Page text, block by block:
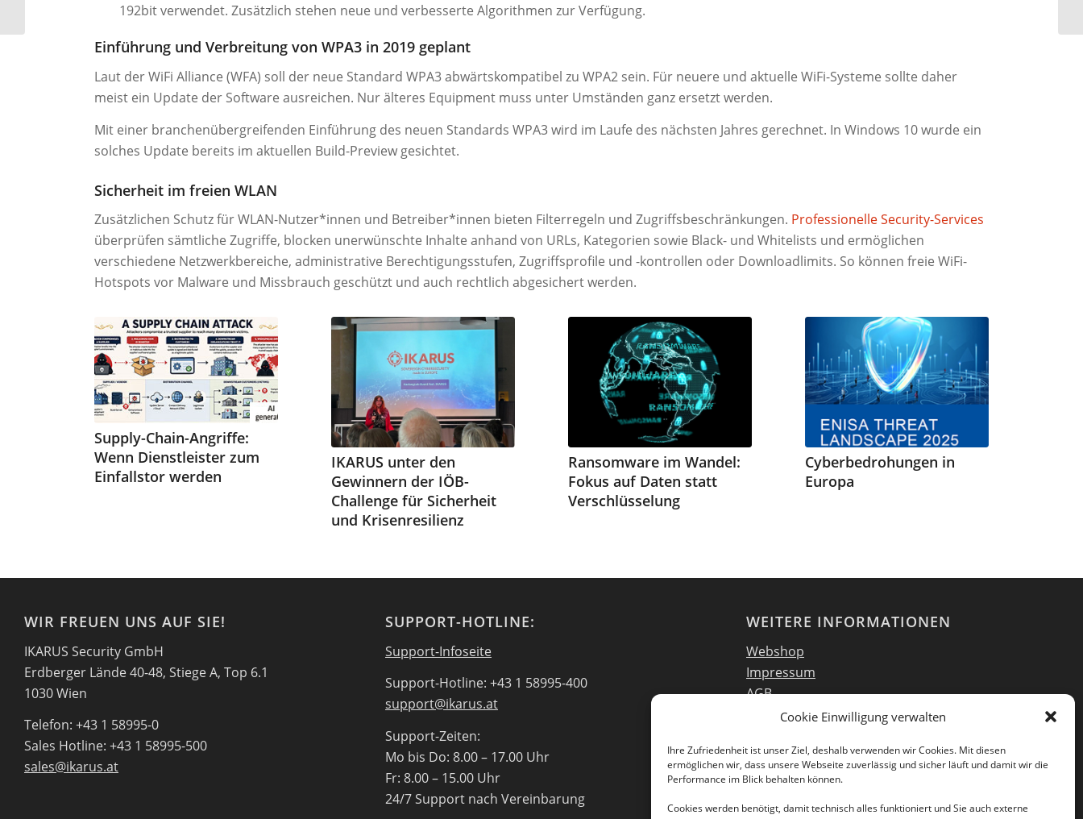
Cookie Einwilligung verwalten
Ihre Zufriedenheit ist unser Ziel, deshalb verwenden wir Cookies. Mit diesen
ermöglichen wir, dass unsere Webseite zuverlässig und sicher läuft und damit wir die
Performance im Blick behalten können.
Cookies werden benötigt, damit technisch alles funktioniert und Sie auch externe
192bit verwendet. Zusätzlich stehen neue und verbesserte Algorithmen zur Verfügung.
Einführung und Verbreitung von WPA3 in 2019 geplant
Laut der WiFi Alliance (WFA) soll der neue Standard WPA3 abwärtskompatibel zu WPA2 sein. Für neuere und aktuelle WiFi-Systeme sollte daher
meist ein Update der Software ausreichen. Nur älteres Equipment muss unter Umständen ganz ersetzt werden.
Mit einer branchenübergreifenden Einführung des neuen Standards WPA3 wird im Laufe des nächsten Jahres gerechnet. In Windows 10 wurde ein
solches Update bereits im aktuellen Build-Preview gesichtet.
Sicherheit im freien WLAN
Zusätzlichen Schutz für WLAN-Nutzer*innen und Betreiber*innen bieten Filterregeln und Zugriffsbeschränkungen. Professionelle Security-Services
überprüfen sämtliche Zugriffe, blocken unerwünschte Inhalte anhand von URLs, Kategorien sowie Black- und Whitelists und ermöglichen
verschiedene Netzwerkbereiche, administrative Berechtigungsstufen, Zugriffsprofile und -kontrollen oder Downloadlimits. So können freie WiFi-
Hotspots vor Malware und Missbrauch geschützt und auch rechtlich abgesichert werden.
Supply-Chain-Angriffe:
Wenn Dienstleister zum
Einfallstor werden
IKARUS unter den
Gewinnern der IÖB-
Challenge für Sicherheit
und Krisenresilienz
Ransomware im Wandel:
Fokus auf Daten statt
Verschlüsselung
Cyberbedrohungen in
Europa
WIR FREUEN UNS AUF SIE!
IKARUS Security GmbH
Erdberger Lände 40-48, Stiege A, Top 6.1
1030 Wien
Telefon: +43 1 58995-0
Sales Hotline: +43 1 58995-500
sales@ikarus.at
SUPPORT-HOTLINE:
Support-Infoseite
Support-Hotline: +43 1 58995-400
support@ikarus.at
Support-Zeiten:
Mo bis Do: 8.00 – 17.00 Uhr
Fr: 8.00 – 15.00 Uhr
24/7 Support nach Vereinbarung
WEITERE INFORMATIONEN
Webshop
Impressum
AGB
Folgen Sie uns auch in unseren sozialen